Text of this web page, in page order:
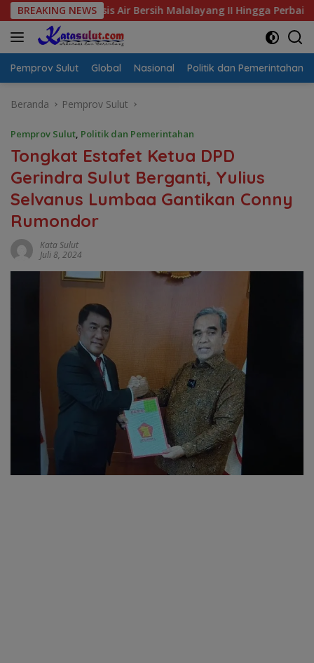
Langsung
ke
konten
BREAKING NEWS
Krisis Air Bersih Malalayang II Hingga Perbaikan
Pemprov Sulut Global Nasional Politik dan Pemerintahan
Beranda Pemprov Sulut
Pemprov Sulut, Politik dan Pemerintahan
Tongkat Estafet Ketua DPD
Gerindra Sulut Berganti, Yulius
Selvanus Lumbaa Gantikan Conny
Rumondor
Kata Sulut
Juli 8, 2024